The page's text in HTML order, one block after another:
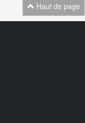
Haut de page